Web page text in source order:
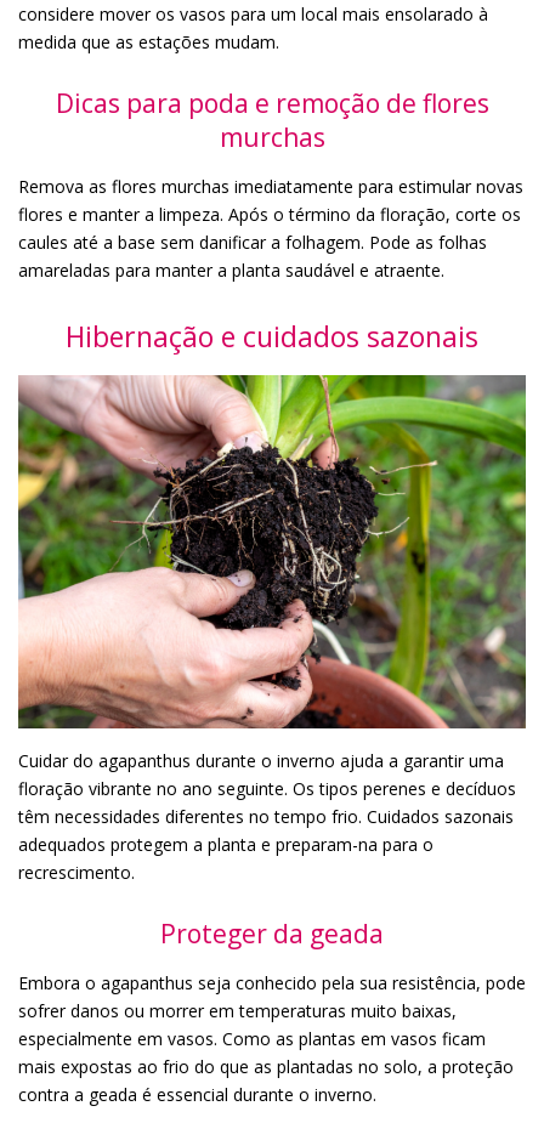
considere mover os vasos para um local mais ensolarado à
medida que as estações mudam.
Dicas para poda e remoção de flores
murchas
Remova as flores murchas imediatamente para estimular novas
flores e manter a limpeza. Após o término da floração, corte os
caules até a base sem danificar a folhagem. Pode as folhas
amareladas para manter a planta saudável e atraente.
Hibernação e cuidados sazonais
Cuidar do agapanthus durante o inverno ajuda a garantir uma
floração vibrante no ano seguinte. Os tipos perenes e decíduos
têm necessidades diferentes no tempo frio. Cuidados sazonais
adequados protegem a planta e preparam-na para o
recrescimento.
Proteger da geada
Embora o agapanthus seja conhecido pela sua resistência, pode
sofrer danos ou morrer em temperaturas muito baixas,
especialmente em vasos. Como as plantas em vasos ficam
mais expostas ao frio do que as plantadas no solo, a proteção
contra a geada é essencial durante o inverno.